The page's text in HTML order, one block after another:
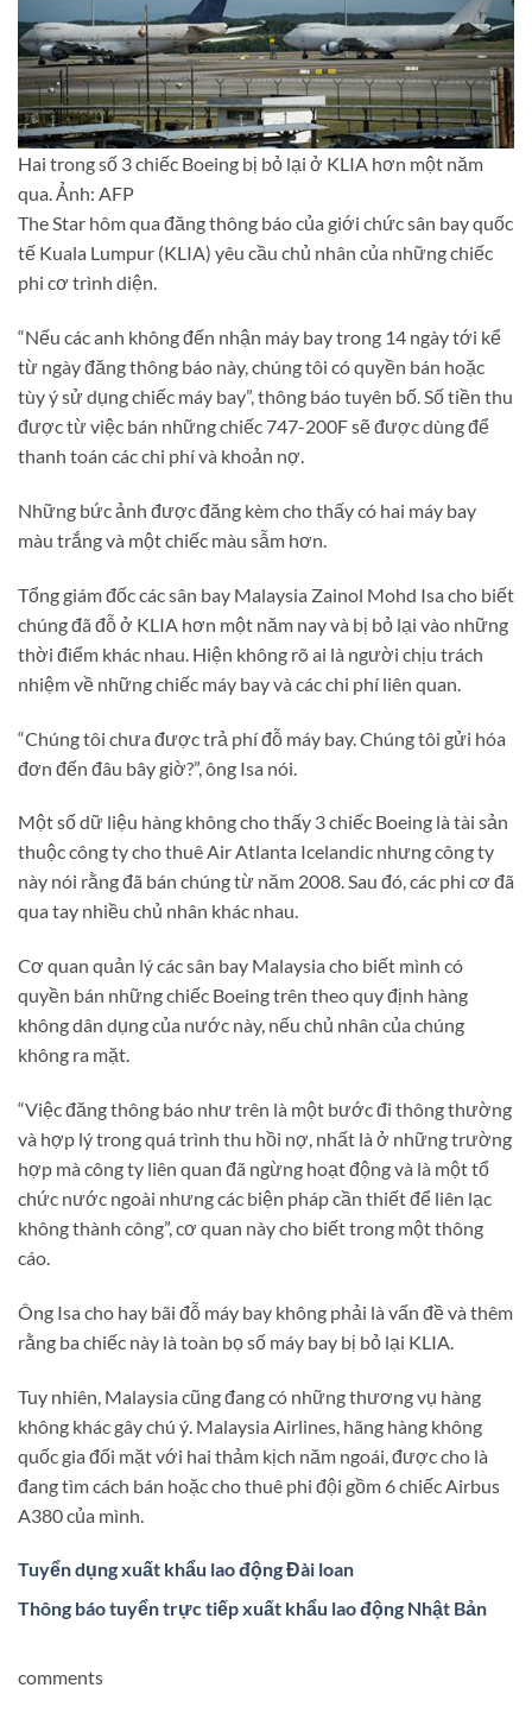
Hai trong số 3 chiếc Boeing bị bỏ lại ở KLIA hơn một năm
qua. Ảnh: AFP
The Star hôm qua đăng thông báo của giới chức sân bay quốc
tế Kuala Lumpur (KLIA) yêu cầu chủ nhân của những chiếc
phi cơ trình diện.
“Nếu các anh không đến nhận máy bay trong 14 ngày tới kể
từ ngày đăng thông báo này, chúng tôi có quyền bán hoặc
tùy ý sử dụng chiếc máy bay”, thông báo tuyên bố. Số tiền thu
được từ việc bán những chiếc 747-200F sẽ được dùng để
thanh toán các chi phí và khoản nợ.
Những bức ảnh được đăng kèm cho thấy có hai máy bay
màu trắng và một chiếc màu sẫm hơn.
Tổng giám đốc các sân bay Malaysia Zainol Mohd Isa cho biết
chúng đã đỗ ở KLIA hơn một năm nay và bị bỏ lại vào những
thời điểm khác nhau. Hiện không rõ ai là người chịu trách
nhiệm về những chiếc máy bay và các chi phí liên quan.
“Chúng tôi chưa được trả phí đỗ máy bay. Chúng tôi gửi hóa
đơn đến đâu bây giờ?”, ông Isa nói.
Một số dữ liệu hàng không cho thấy 3 chiếc Boeing là tài sản
thuộc công ty cho thuê Air Atlanta Icelandic nhưng công ty
này nói rằng đã bán chúng từ năm 2008. Sau đó, các phi cơ đã
qua tay nhiều chủ nhân khác nhau.
Cơ quan quản lý các sân bay Malaysia cho biết mình có
quyền bán những chiếc Boeing trên theo quy định hàng
không dân dụng của nước này, nếu chủ nhân của chúng
không ra mặt.
“Việc đăng thông báo như trên là một bước đi thông thường
và hợp lý trong quá trình thu hồi nợ, nhất là ở những trường
hợp mà công ty liên quan đã ngừng hoạt động và là một tổ
chức nước ngoài nhưng các biện pháp cần thiết để liên lạc
không thành công”, cơ quan này cho biết trong một thông
cáo.
Ông Isa cho hay bãi đỗ máy bay không phải là vấn đề và thêm
rằng ba chiếc này là toàn bọ số máy bay bị bỏ lại KLIA.
Tuy nhiên, Malaysia cũng đang có những thương vụ hàng
không khác gây chú ý. Malaysia Airlines, hãng hàng không
quốc gia đối mặt với hai thảm kịch năm ngoái, được cho là
đang tìm cách bán hoặc cho thuê phi đội gồm 6 chiếc Airbus
A380 của mình.
Tuyển dụng xuất khẩu lao động Đài loan
Thông báo tuyển trực tiếp xuất khẩu lao động Nhật Bản
comments